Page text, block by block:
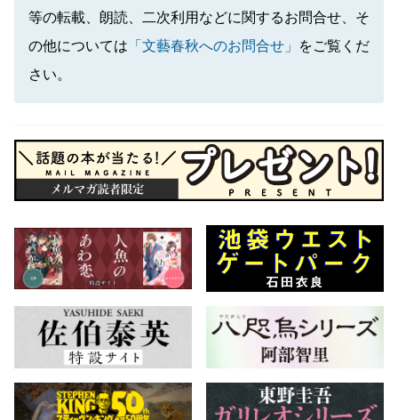
等の転載、朗読、二次利用などに関するお問合せ、そ
の他については 「文藝春秋へのお問合せ」
をご覧くだ
さい。